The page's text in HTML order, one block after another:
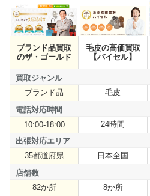
商品名
買取ジャンル
買取ジャンル
電話対応時間
電話対応時間
出張対応エリア
出張対応エリア
店舗数
店舗数
ブランド品買取
のザ・ゴールド
ブランド品
10:00-18:00
35都道府県
82か所
毛皮の高価買取
【バイセル】
毛皮
24時間
日本全国
8か所